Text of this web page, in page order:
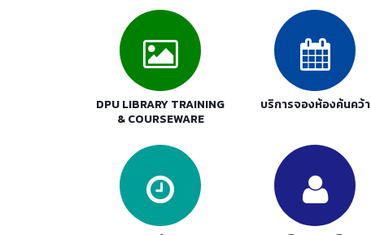
DPU LIBRARY TRAINING
& COURSEWARE
บริการจองห้องค้นคว้า